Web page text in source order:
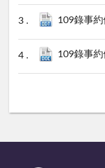
109錄事
109錄事